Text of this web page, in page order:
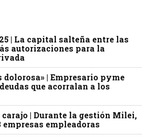
| La capital salteña entre las
autorizaciones para la
dolorosa» | Empresario pyme
que acorralan a los
| Durante la gestión Milei,
empresas empleadoras